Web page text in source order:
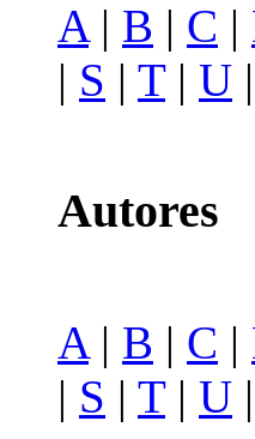
A | B | C |
| S | T| U |
Autores
A| B | C |
| S | T| U |